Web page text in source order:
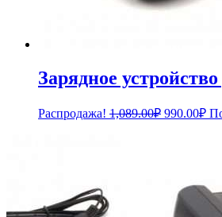
Зарядное
Распродажа! 1,089.00₽ 990.00₽